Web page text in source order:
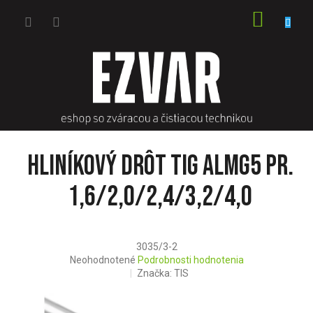
Hliníkový drôt TIG AlMg5 pr.
1,6/2,0/2,4/3,2/4,0
3035/3-2
Priemerné
Neohodnotené Podrobnosti hodnotenia
Značka: TIS